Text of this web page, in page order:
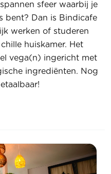
sfeer waarbij je
bent? Dan is Bindicafe
werken of studeren
huiskamer. Het
vega(n) ingericht met
ingrediënten. Nog